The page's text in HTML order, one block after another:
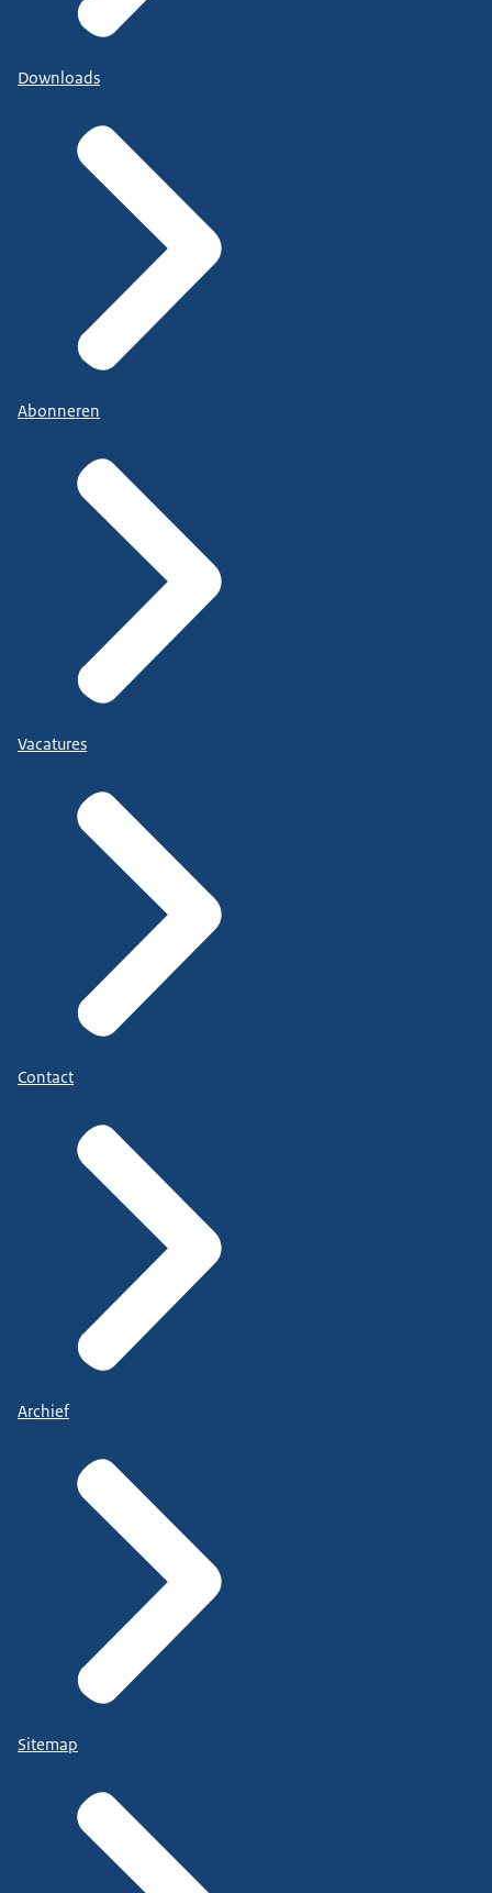
Downloads
Abonneren
Vacatures
Contact
Archief
Sitemap